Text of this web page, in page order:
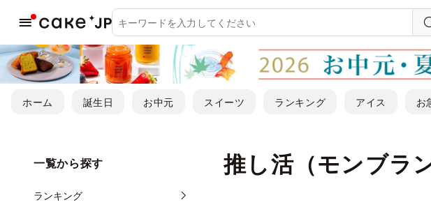
ホーム 誕生日 お中元 スイーツ ランキング アイス お
推し活（モンブラ
一覧から探す
ランキング